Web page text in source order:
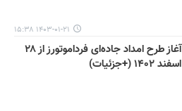
۱۴۰۳-۰۱-۲۱ ۱۵:۳۸
آغاز طرح امداد جاده‌ای فرداموتورز از ۲۸
اسفند ۱۴۰۲ (+جزئیات)